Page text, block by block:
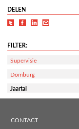
DELEN
FILTER:
Supervisie
Domburg
Jaartal
CONTACT